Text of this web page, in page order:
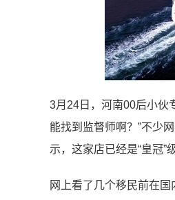
3月24日，河南00后小伙
能找到监督师啊？”不少
示，这家店已经是“皇冠”
网上看了几个移民前在